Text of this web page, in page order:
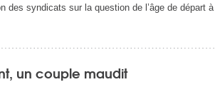
des syndicats sur la question de l’âge de départ
un couple maudit